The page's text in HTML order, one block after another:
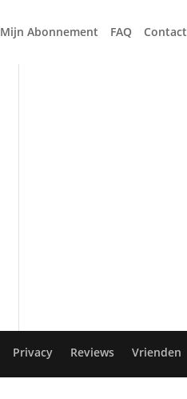
Mijn Abonnement FAQ Contact
Privacy Reviews Vrienden